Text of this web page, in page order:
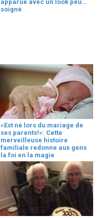
apparue avec un look peu
soigné
«Est né lors du mariage de
ses parents!»: Cette
merveilleuse histoire
familiale redonne aux gens
la foi en la magie